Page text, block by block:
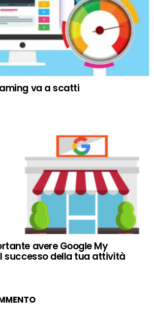
va a scatti
avere Google My
successo della tua attività